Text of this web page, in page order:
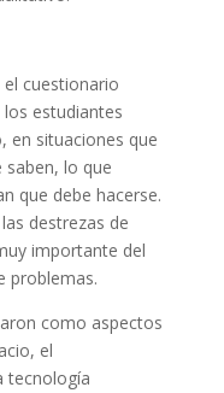
cuestionario
estudiantes
en situaciones que
lo que
que debe hacerse.
destrezas de
importante del
problemas.
como aspectos
el
tecnología